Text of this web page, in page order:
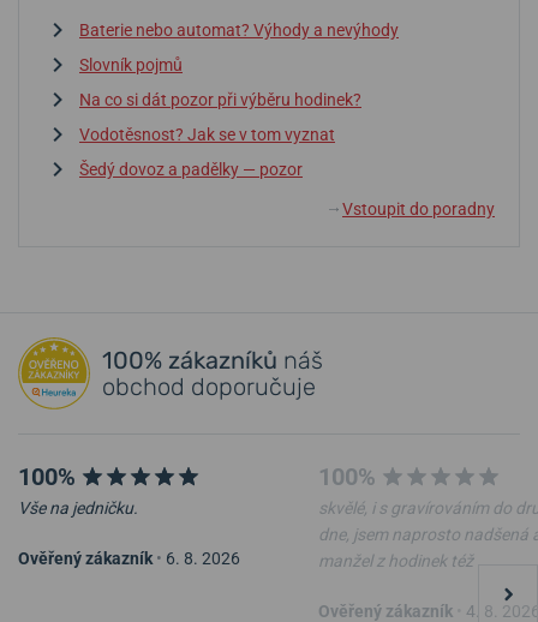
Baterie nebo automat? Výhody a nevýhody
Slovník pojmů
Na co si dát pozor při výběru hodinek?
Vodotěsnost? Jak se v tom vyznat
Šedý dovoz a padělky — pozor
↓ Vstoupit do poradny
100% zákazníků náš
obchod doporučuje
100%
Vše na jedničku.
Ověřený zákazník • 6. 8. 2026
100%
skvělé, i s gravírováním do
dne, jsem naprosto nadšená
manžel z hodinek též
Ověřený zákazník 4. 8.